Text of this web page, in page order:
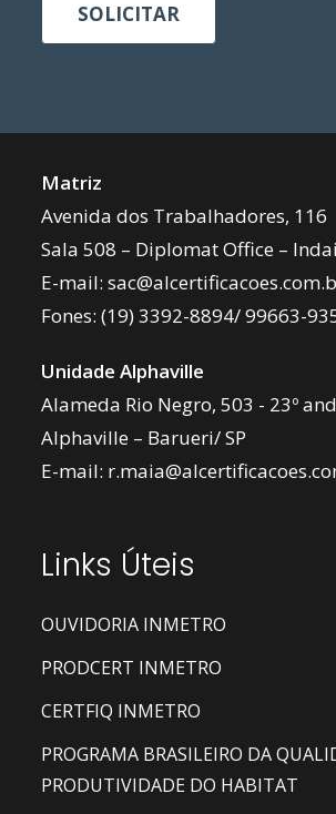
SOLICITAR
Matriz
Avenida dos Trabalhadores, 116
Sala 508 – Diplomat Office –
E-mail:
Fones:(19) 3392-8894/99663-
Unidade Alphaville
Alameda Rio Negro, 503 - 23º
Alphaville – Barueri/ SP
E-mail:
Links Úteis
OUVIDORIA INMETRO
PRODCERT INMETRO
CERTFIQ INMETRO
PROGRAMA BRASILEIRO DA
PRODUTIVIDADE DO HABITAT